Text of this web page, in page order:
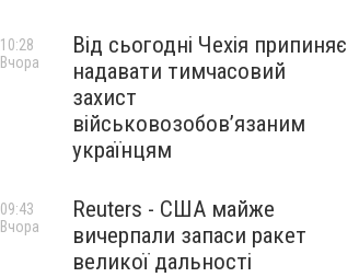
Від сьогодні Чехія припиняє
надавати тимчасовий
захист
військовозобов’язаним
українцям
10:28
Вчора
Reuters - США майже
вичерпали запаси ракет
великої дальності
09:43
Вчора